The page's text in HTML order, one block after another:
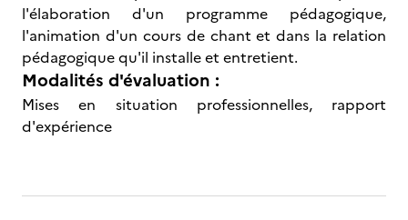
l'élaboration d'un programme pédagogique,
l'animation d'un cours de chant et dans la relation
pédagogique qu'il installe et entretient.
Modalités d'évaluation :
Mises en situation professionnelles, rapport
d'expérience